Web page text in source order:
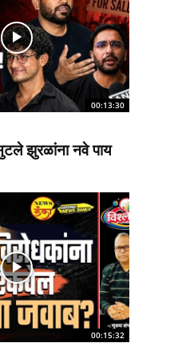
00:13:30
झुरळांना नवे पाय
00:15:32